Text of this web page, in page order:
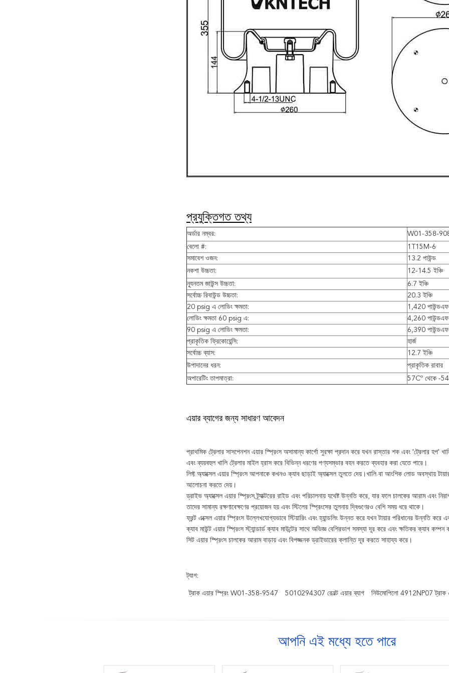
প্রযুক্তিগত তথ্য
অর্ডার নম্বর:
W01-358-
বেলো #:
1T15M-6
সমাবেশ ওজন:
13.2 পাউন্ড
নকশা উচ্চতা:
12-14.5 ইঞ্চি
ন্যূনতম জাউন্স উচ্চতা:
6.7 ইঞ্চি
সর্বোচ্চ রিবাউন্ড উচ্চতা:
20.3 ইঞ্চি
20 psig এ লোডিং ক্ষমতা:
1,420 পাউন্ডএফ
লোডিং ক্ষমতা 60 psig এ:
4,260 পাউন্ডএফ
90 psig এ লোডিং ক্ষমতা:
6,390 পাউন্ডএফ
প্রাকৃতিক ফ্রিকোয়েন্সি:
হার্জ
সর্বোচ্চ ব্যাস:
12.7 ইঞ্চি
উপাদানের ধরন:
প্রাকৃতিক রাবার
অপারেটিং তাপমাত্রা:
57Cº থেকে -
এয়ার ব্যাগের জন্য সাধারণ আবেদন
প্রাথমিক ট্রেলার সাসপেনশন এয়ার স্প্রিংস অসামান্য কার্গো সুরক্ষা প্রদান করে যখন রাস্তার শক এবং 'ট্রেলার হপ'
এবং ব্যয়বহুল খালি ট্রেলার মাইল হ্রাস করে বিভিন্ন ধরণের পণ্যসম্ভার বহন করতে ব্যবহার করা যেতে পারে।
লিফ্ট অ্যাক্সেল এয়ার স্প্রিংস আপনাকে কখনও ক্যাব ছাড়াই অ্যাক্সেল তুলতে দেয়।খালি বা আংশিক লোড অবস্থায়
আলোচনা করতে দেয়।
ড্রাইভ অ্যাক্সেল এয়ার স্প্রিংস ট্র্যাক্টরের রাইড এবং পরিচালনায় যথেষ্ট উন্নতি করে, যার ফলে চালকের আরাম এবং
তাদের সামান্য রক্ষণাবেক্ষণের প্রয়োজন হয় এবং স্টিলের স্প্রিংসের তুলনায় দ্বিগুণেরও বেশি সময় ধরে থাকে।
ফ্রন্ট এক্সেল এয়ার স্প্রিংস উল্লেখযোগ্যভাবে স্টিয়ারিং এবং হ্যান্ডলিং উন্নত করে যখন টায়ার পরিধানের উন্নতি করে
ক্যাব মাউন্ট এয়ার স্প্রিংস স্ট্যান্ডার্ড ক্যাব মাউন্টের সাথে অভিজ্ঞ বেশিরভাগ সমস্যা দূর করে এবং ক্ষতিকর ক্যাব কম্পন
সিট এয়ার স্প্রিংস চালকের আরাম বাড়ায় এবং বিপজ্জনক ড্রাইভারের ক্লান্তি দূর করতে সাহায্য করে।
ট্যাগ:
ট্রাক এয়ার স্প্রিং W01-358-9547 5010294307 রেনল্ট এয়ার ব্যাগ নিউমোপিলো 4912NP07 ট্রাক
আপনি এই মধ্যে হতে পারে